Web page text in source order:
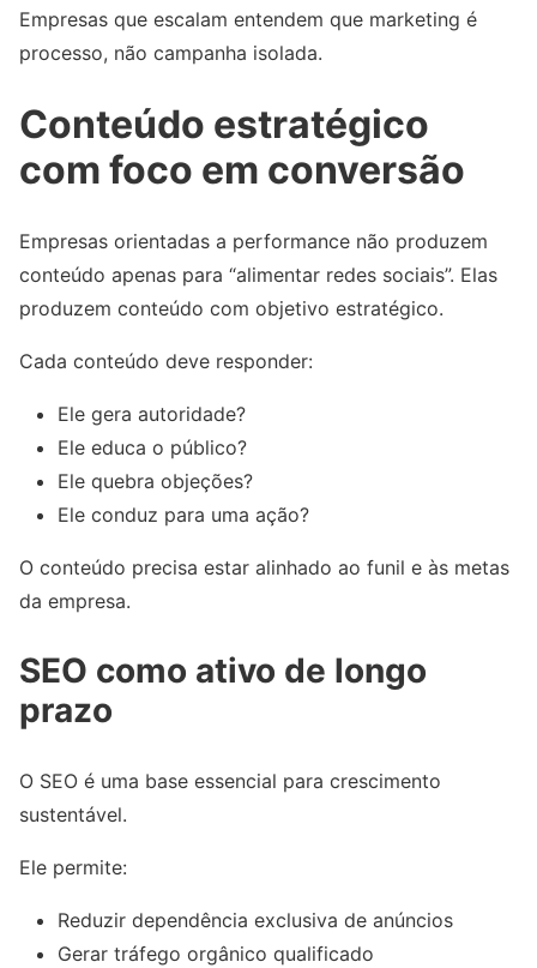
Empresas que escalam entendem que marketing é
processo, não campanha isolada.
Conteúdo estratégico
com foco em conversão
Empresas orientadas a performance não produzem
conteúdo apenas para “alimentar redes sociais”. Elas
produzem conteúdo com objetivo estratégico.
Cada conteúdo deve responder:
Ele gera autoridade?
Ele educa o público?
Ele quebra objeções?
Ele conduz para uma ação?
O conteúdo precisa estar alinhado ao funil e às metas
da empresa.
SEO como ativo de longo
prazo
O SEO é uma base essencial para crescimento
sustentável.
Ele permite:
Reduzir dependência exclusiva de anúncios
Gerar tráfego orgânico qualificado